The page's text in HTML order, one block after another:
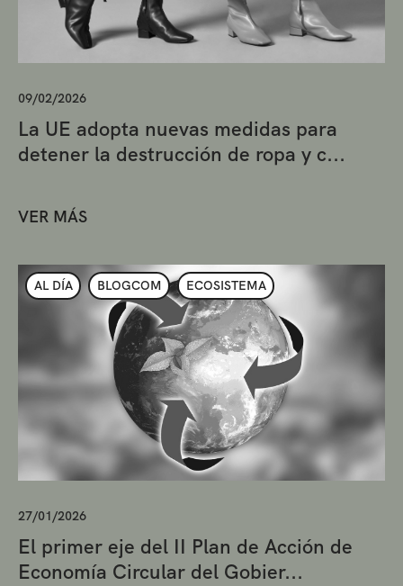
09/02/2026
La UE adopta nuevas medidas para
detener la destrucción de ropa y c...
VER MÁS
AL DÍA BLOGCOM ECOSISTEMA
27/01/2026
El primer eje del II Plan de Acción de
Economía Circular del Gobier...